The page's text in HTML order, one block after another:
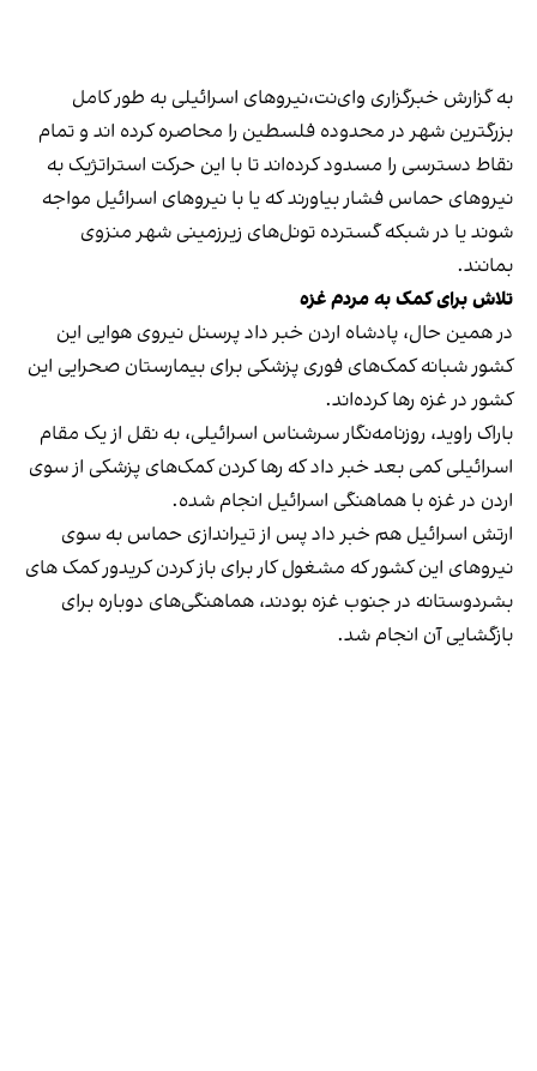
به گ‍زارش خبرگزاری وای‌نت،نیروهای اسرائیلی به طور کامل
بزرگترین شهر در محدوده فلسطین را محاصره کرده اند و تمام
نقاط دسترسی را مسدود کرده‌اند تا با این حرکت استراتژیک به
نیروهای حماس فشار بیاورند که یا با نیروهای اسرائیل مواجه
شوند یا در شبکه گسترده تونل‌های زیرزمینی شهر منزوی
بمانند.
تلاش برای کمک به مردم غزه
در همین حال، پادشاه اردن خبر داد پرسنل نیروی هوایی این
کشور شبانه کمک‌های فوری پزشکی برای بیمارستان صحرایی این
کشور در غزه رها کرده‌اند.
باراک راوید، روزنامه‌نگار سرشناس اسرائیلی، به نقل از یک مقام
اسرائیلی کمی بعد خبر داد که رها کردن کمک‌های پزشکی از سوی
اردن در غزه با هماهنگی اسرائیل انجام شده.
ارت‍ش اسرائیل هم خبر داد پس از تیراندازی حماس به سوی
نیروهای این کشور که مشغول کار برای باز کردن کریدور کمک های
بشردوستانه در جنوب غزه بودند، هماهنگی‌های دوباره برای
بازگشایی آن انجام شد.